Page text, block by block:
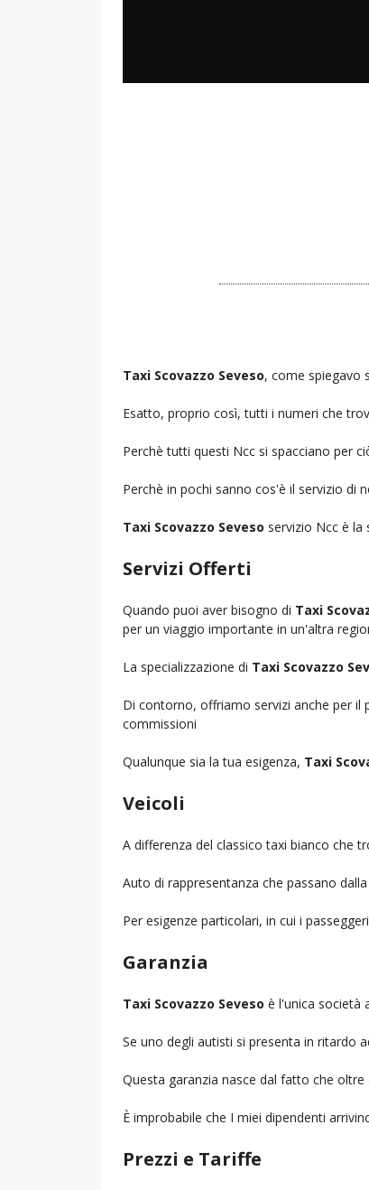
Taxi Scovazzo Seveso, come spiegavo
Esatto, proprio così, tutti i numeri che
Perchè tutti questi Ncc si spacciano per
Perchè in pochi sanno cos'è il servizio di
Taxi Scovazzo Seveso servizio Ncc è
Servizi Offerti
Quando puoi aver bisogno di Taxi
per un viaggio importante in un'altra
La specializzazione di Taxi Scovazzo
Di contorno, offriamo servizi anche per il
commissioni
Qualunque sia la tua esigenza, Taxi
Veicoli
A differenza del classico taxi bianco che
Auto di rappresentanza che passano
Per esigenze particolari, in cui i
Garanzia
Taxi Scovazzo Seveso è l'unica società
Se uno degli autisti si presenta in ritardo
Questa garanzia nasce dal fatto che
È improbabile che I miei dipendenti
Prezzi e Tariffe